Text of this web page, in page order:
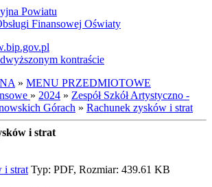
Powiatu
Finansowej Oświaty
» MENU PRZEDMIOTOWE
» 2024 » Zespół Szkół Artystyczno -
Górach » Rachunek zysków i strat
i strat
i strat Typ: PDF, Rozmiar: 439.61 KB